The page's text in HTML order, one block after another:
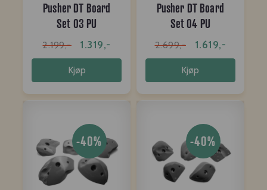
Pusher DT Board
Set 03 PU
2.199,- 1.319,-
Kjøp
Pusher DT Board
Set 04 PU
2.699,- 1.619,-
Kjøp
-40% -40%